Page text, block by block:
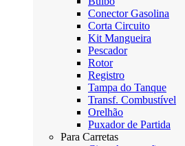
Conector Gasolina
Corta Circuito
Kit Mangueira
Pescador
Rotor
Registro
Tampa do Tanque
Transf. Combustível
Orelhão
Puxador de Partida
Para Carretas